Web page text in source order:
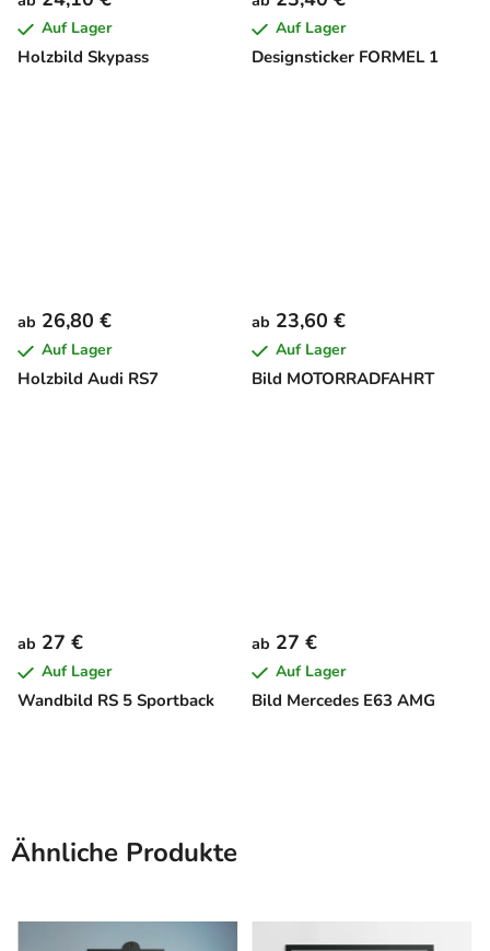
Holzbild Skypass
Auf Lager
Designsticker FORMEL 1
Auf Lager
Holzbild Audi RS7
ab 26,80 €
Auf Lager
Bild MOTORRADFAHRT
ab 23,60 €
Auf Lager
Wandbild RS 5 Sportback
ab 27 €
Auf Lager
Bild Mercedes E63 AMG
ab 27 €
Auf Lager
Ähnliche Produkte